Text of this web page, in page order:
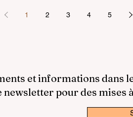
1 2 3 4 5
et informations dans
pour des mises